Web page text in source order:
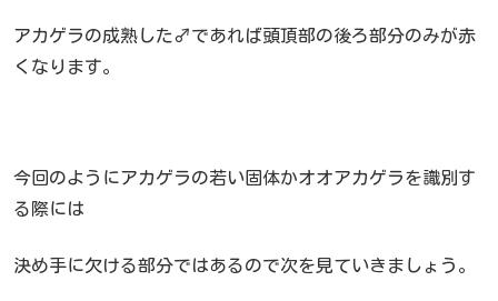
アカゲラの成熟した♂であれば頭頂部の後ろ部分のみが赤
くなります。
今回のようにアカゲラの若い固体かオオアカゲラを識別す
る際には
決め手に欠ける部分ではあるので次を見ていきましょう。